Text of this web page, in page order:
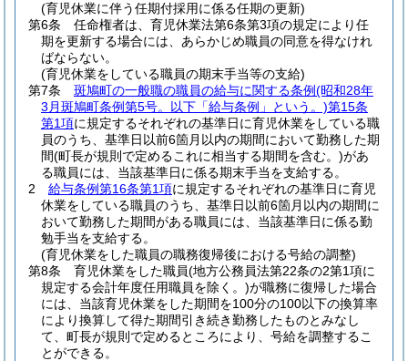
(育児休業に伴う任期付採用に係る任期の更新)
第6条
任命権者は、育児休業法第6条第3項の規定により任
期を更新する場合には、あらかじめ職員の同意を得なけれ
ばならない。
(育児休業をしている職員の期末手当等の支給)
第7条
斑鳩町の一般職の職員の給与に関する条例(昭和28年
3月斑鳩町条例第5号。以下「給与条例」という。)第15条
第1項に規定するそれぞれの基準日に育児休業をしている職
員のうち、基準日以前6箇月以内の期間において勤務した期
間(町長が規則で定めるこれに相当する期間を含む。)があ
る職員には、当該基準日に係る期末手当を支給する。
2
給与条例第16条第1項に規定するそれぞれの基準日に育児
休業をしている職員のうち、基準日以前6箇月以内の期間に
おいて勤務した期間がある職員には、当該基準日に係る勤
勉手当を支給する。
(育児休業をした職員の職務復帰後における号給の調整)
第8条
育児休業をした職員(地方公務員法第22条の2第1項に
規定する会計年度任用職員を除く。)が職務に復帰した場合
には、当該育児休業をした期間を100分の100以下の換算率
により換算して得た期間引き続き勤務したものとみなし
て、町長が規則で定めるところにより、号給を調整するこ
とができる。